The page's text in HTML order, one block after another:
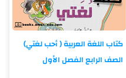
كتاب اللغة العربية ( أحب لغتي)
الصف الرابع الفصل الأول